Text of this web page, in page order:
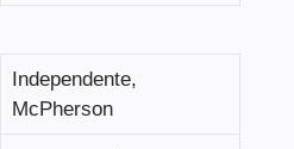
Independente,
McPherson